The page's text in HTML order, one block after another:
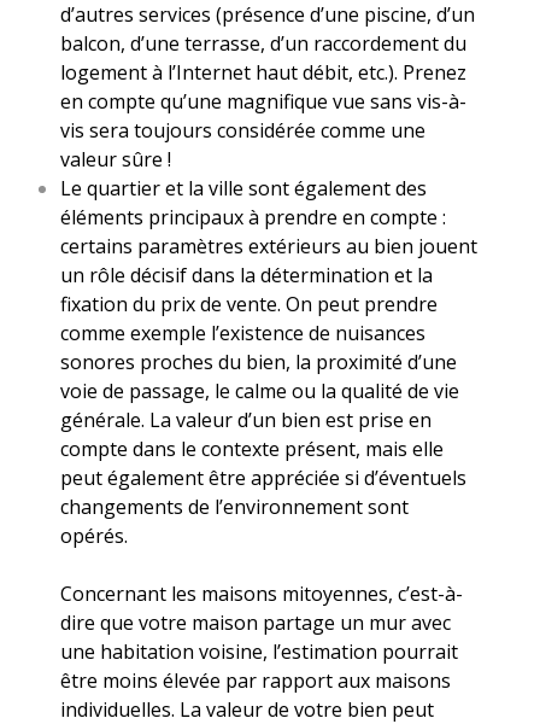
d’autres services (présence d’une piscine, d’un
balcon, d’une terrasse, d’un raccordement du
logement à l’Internet haut débit, etc.). Prenez
en compte qu’une magnifique vue sans vis-à-
vis sera toujours considérée comme une
valeur sûre !
Le quartier et la ville sont également des
éléments principaux à prendre en compte :
certains paramètres extérieurs au bien jouent
un rôle décisif dans la détermination et la
fixation du prix de vente. On peut prendre
comme exemple l’existence de nuisances
sonores proches du bien, la proximité d’une
voie de passage, le calme ou la qualité de vie
générale. La valeur d’un bien est prise en
compte dans le contexte présent, mais elle
peut également être appréciée si d’éventuels
changements de l’environnement sont
opérés.
Concernant les maisons mitoyennes, c’est-à-
dire que votre maison partage un mur avec
une habitation voisine, l’estimation pourrait
être moins élevée par rapport aux maisons
individuelles. La valeur de votre bien peut